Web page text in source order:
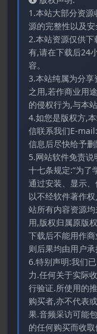
1.本站大部分资
源的完整性以及安
2.本站资源仅供
有,请在下载后24
容。
3.本站纯属为分
之用,若作商业用
的侵权行为,与本站
4.如您是版权方,
信联系我们E-
信息后尽快给予
5.网站软件免责
十七条规定:“为了
通过安装、显示
以不经软件著作
站所有内容资源
用,版权归属原版
下载后不能用作
则后果均由用户
6.特别声明:我们
力.任何关于实际
行验证.所使用的
购买者,亦不代表
果.音频采访可能
的任何购买而收